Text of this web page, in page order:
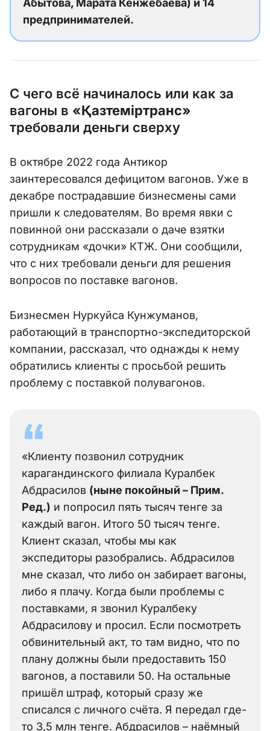
Абытова, Марата Кенжебаева) и 14
предпринимателей.
С чего всё начиналось или как за
вагоны в «Қазтеміртранс»
требовали деньги сверху
В октябре 2022 года Антикор
заинтересовался дефицитом вагонов. Уже в
декабре пострадавшие бизнесмены сами
пришли к следователям. Во время явки с
повинной они рассказали о даче взятки
сотрудникам «дочки» КТЖ. Они сообщили,
что с них требовали деньги для решения
вопросов по поставке вагонов.
Бизнесмен Нуркуйса Кунжуманов,
работающий в транспортно-экспедиторской
компании, рассказал, что однажды к нему
обратились клиенты с просьбой решить
проблему с поставкой полувагонов.
«Клиенту позвонил сотрудник
карагандинского филиала Куралбек
Абдрасилов (ныне покойный – Прим.
Ред.) и попросил пять тысяч тенге за
каждый вагон. Итого 50 тысяч тенге.
Клиент сказал, чтобы мы как
экспедиторы разобрались. Абдрасилов
мне сказал, что либо он забирает вагоны,
либо я плачу. Когда были проблемы с
поставками, я звонил Куралбеку
Абдрасилову и просил. Если посмотреть
обвинительный акт, то там видно, что по
плану должны были предоставить 150
вагонов, а поставили 50. На остальные
пришёл штраф, который сразу же
списался с личного счёта. Я передал где-
то 3,5 млн тенге. Абдрасилов – наёмный